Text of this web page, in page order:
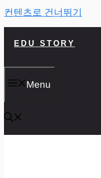
컨텐츠로 건너뛰기
EDU STORY
Menu